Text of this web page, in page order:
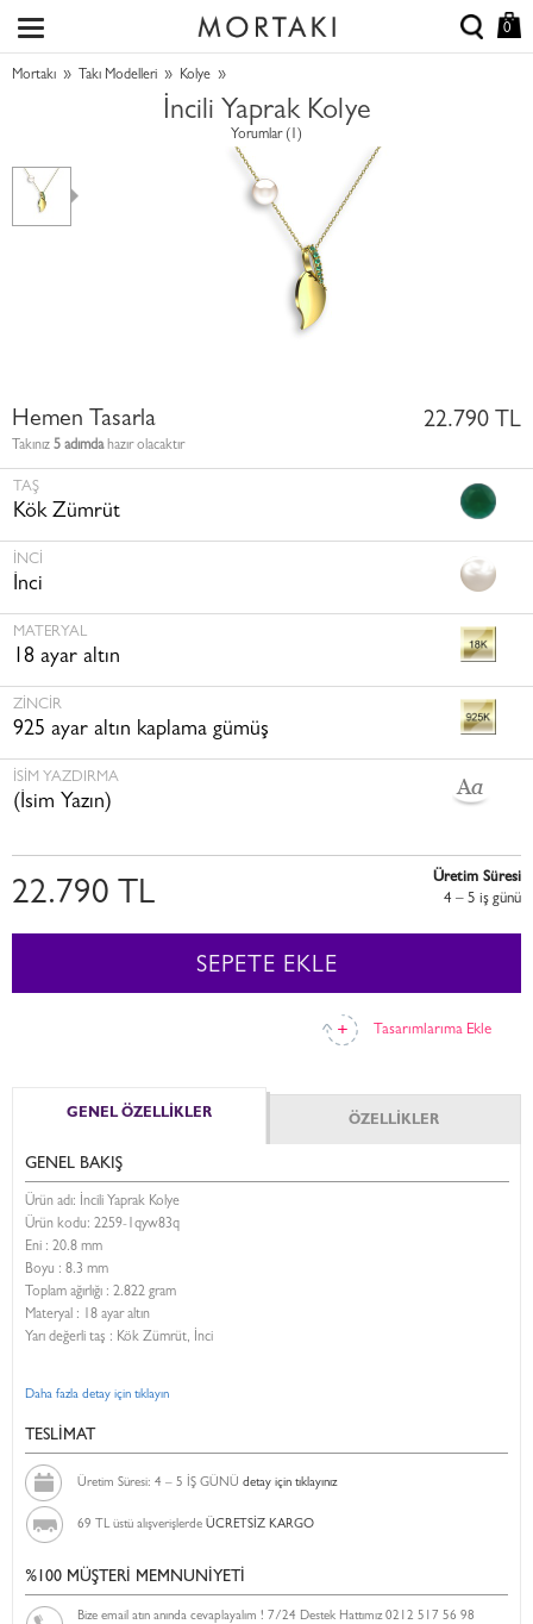
0
Mortakı » Takı Modelleri » Kolye »
İncili Yaprak Kolye
Yorumlar (1)
Hemen Tasarla
Takınız 5 adımdahazır olacaktır
22.790 TL
TAŞ
Kök Zümrüt
İNCI
İnci
MATERYAL
18 ayar altın
ZINCIR
925 ayar altın kaplama gümüş
İSİM YAZDIRMA
(İsim Yazın)
Tasarımlarıma Ekle
22.790 TL
Üretim Süresi
4 – 5 i̇ş günü
SEPETE EKLE
GENEL ÖZELLİKLER ÖZELLİKLER
GENEL BAKIŞ
Ürün adı: İncili Yaprak Kolye
Ürün kodu: 2259-1qyw83q
Eni : 20.8 mm
Boyu : 8.3 mm
Toplam ağırlığı : 2.822 gram
Materyal : 18 ayar altın
Yarı değerli taş : Kök Zümrüt, İnci
Daha fazla detay için tıklayın
TESLİMAT
Üretim Süresi: 4 – 5 İŞ GÜNÜ detay için tıklayınız
69 TL üstü alışverişlerde ÜCRETSİZ KARGO
%100 MÜŞTERİ MEMNUNİYETİ
Bize email atın anında cevaplayalım ! 7/24 Destek Hattımız 0212 517 56 98